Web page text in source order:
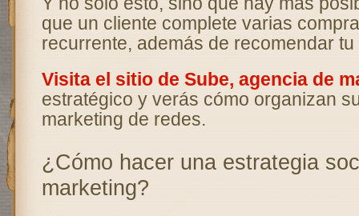
que un cliente complete varias
recurrente, además de recomendar tu
Visita el sitio de Sube, agencia de
estratégico y verás cómo organizan
marketing de redes.
¿Cómo hacer una estrategia
marketing?